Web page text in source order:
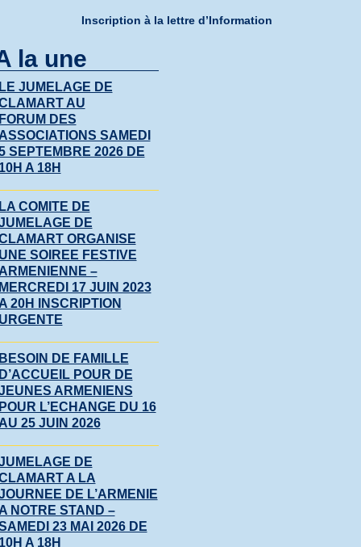
Inscription à la lettre d’Information
la une
JUMELAGE DE
AU
DES
SAMEDI
SEPTEMBRE 2026 DE
A 18H
COMITE DE
DE
ORGANISE
SOIREE FESTIVE
–
17 JUIN 2023
20H INSCRIPTION
DE FAMILLE
POUR DE
ARMENIENS
L’ECHANGE DU 16
25 JUIN 2026
DE
A LA
DE L’ARMENIE
NOTRE STAND –
23 MAI 2026 DE
A 18H